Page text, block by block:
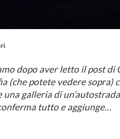
dopo aver letto il post di
(che potete vedere sopra)
una galleria di
tutto e aggiunge…